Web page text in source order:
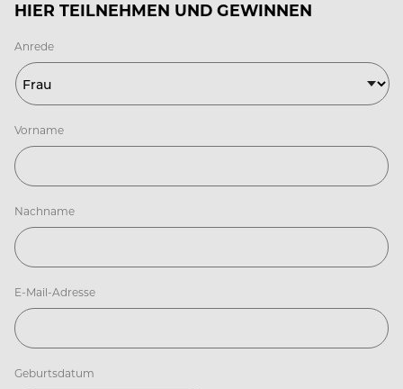
HIER TEILNEHMEN UND GEWINNEN
Anrede
Vorname
Nachname
E-Mail-Adresse
Geburtsdatum